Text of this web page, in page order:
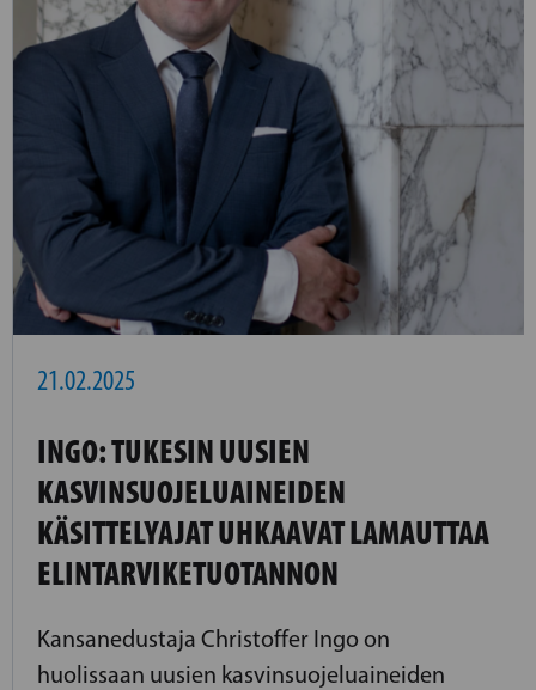
21.02.2025
INGO: TUKESIN UUSIEN
KASVINSUOJELUAINEIDEN
KÄSITTELYAJAT UHKAAVAT LAMAUTTAA
ELINTARVIKETUOTANNON
Kansanedustaja Christoffer Ingo on
huolissaan uusien kasvinsuojeluaineiden